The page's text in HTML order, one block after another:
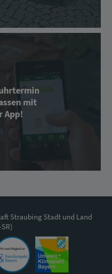
mit
App!
Straubing Stadt und Land